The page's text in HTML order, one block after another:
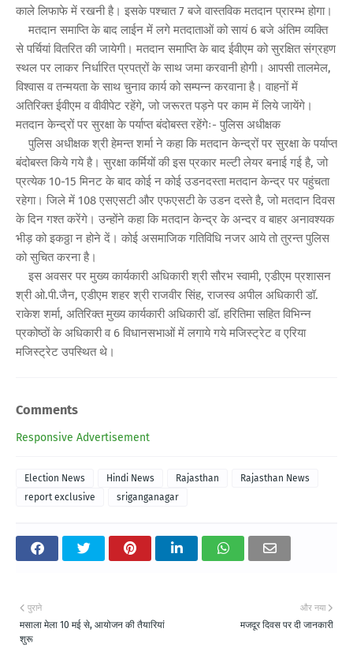
काले लिफाफे में रखनी है। इसके पश्चात 7 बजे वास्तविक मतदान प्रारम्भ होगा।
मतदान समाप्ति के बाद लाईन में लगे मतदाताओं को सायं 6 बजे अंतिम व्यक्ति
से पर्चियां वितरित की जायेगी। मतदान समाप्ति के बाद ईवीएम को सुरक्षित संग्रहण
स्थल पर लाकर निर्धारित प्रपत्रों के साथ जमा करवानी होगी। आपसी तालमेल,
विश्वास व तन्मयता के साथ चुनाव कार्य को सम्पन्न करवाना है। वाहनों में
अतिरिक्त ईवीएम व वीवीपेट रहेंगे, जो जरूरत पड़ने पर काम में लिये जायेंगे।
मतदान केन्द्रों पर सुरक्षा के पर्याप्त बंदोबस्त रहेंगेः- पुलिस अधीक्षक
पुलिस अधीक्षक श्री हेमन्त शर्मा ने कहा कि मतदान केन्द्रों पर सुरक्षा के पर्याप्त
बंदोबस्त किये गये है। सुरक्षा कर्मियों की इस प्रकार मल्टी लेयर बनाई गई है, जो
प्रत्येक 10-15 मिनट के बाद कोई न कोई उडनदस्ता मतदान केन्द्र पर पहुंचता
रहेगा। जिले में 108 एसएसटी और एफएसटी के उडन दस्ते है, जो मतदान दिवस
के दिन गश्त करेंगे। उन्होंने कहा कि मतदान केन्द्र के अन्दर व बाहर अनावश्यक
भीड़ को इकठ्ठा न होने दें। कोई असमाजिक गतिविधि नजर आये तो तुरन्त पुलिस
को सुचित करना है।
इस अवसर पर मुख्य कार्यकारी अधिकारी श्री सौरभ स्वामी, एडीएम प्रशासन
श्री ओ.पी.जैन, एडीएम शहर श्री राजवीर सिंह, राजस्व अपील अधिकारी डॉ.
राकेश शर्मा, अतिरिक्त मुख्य कार्यकारी अधिकारी डॉ. हरितिमा सहित विभिन्न
प्रकोष्ठों के अधिकारी व 6 विधानसभाओं में लगाये गये मजिस्ट्रेट व एरिया
मजिस्ट्रेट उपस्थित थे।
Comments
Responsive Advertisement
Election News Hindi News Rajasthan
Rajasthan News
report exclusive
sriganganagar
और नया
मजदूर दिवस पर दी जानकारी
पुराने
मसाला मेला 10 मई से, आयोजन की तैयारियां
शुरू